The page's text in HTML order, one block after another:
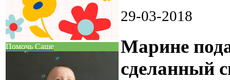
Помочь Саше
29-03-2018
Марине
сделанный